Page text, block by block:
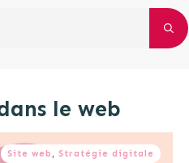
le web
Site web , Stratégie digitale